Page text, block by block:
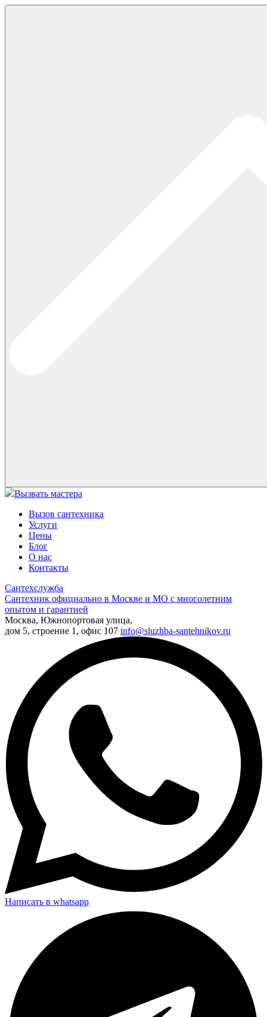
Вызвать мастера
Вызов сантехника
Услуги
Цены
Блог
О нас
Контакты
Сантехслужба
Сантехник официально в Москве и МО с многолетним
опытом и гарантией
Москва, Южнопортовая улица,
дом 5, строение 1, офис 107 info@sluzhba-santehnikov.ru
Написать в whatsapp